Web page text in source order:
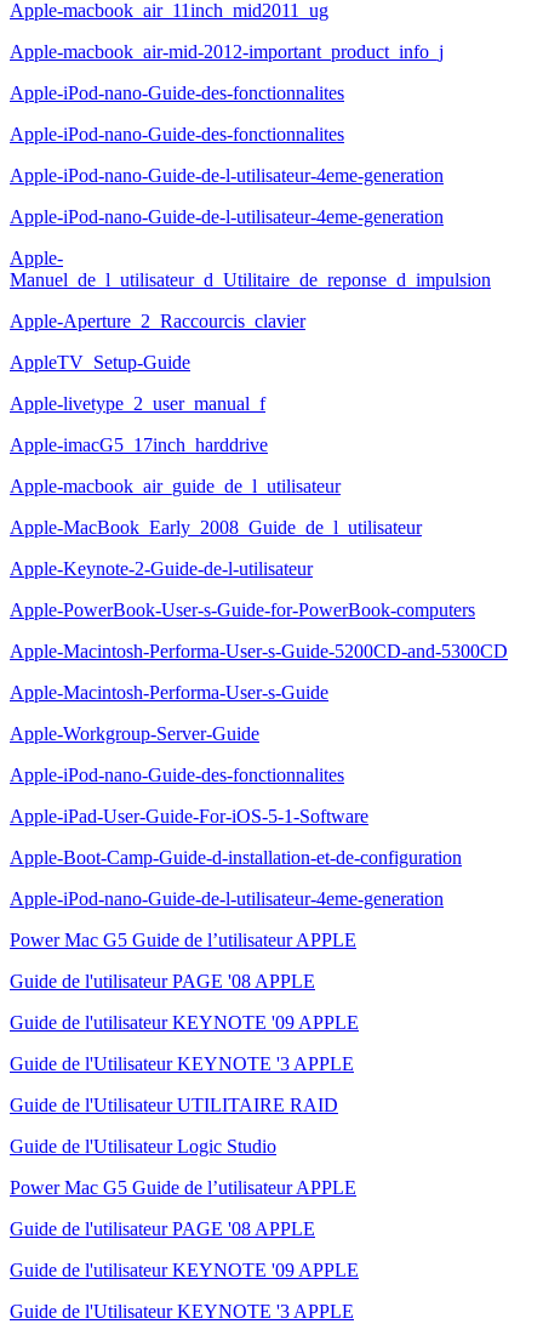
Apple-macbook_air_11inch_mid2011_ug
Apple-macbook_air-mid-2012-important_product_info_j
Apple-iPod-nano-Guide-des-fonctionnalites
Apple-iPod-nano-Guide-des-fonctionnalites
Apple-iPod-nano-Guide-de-l-utilisateur-4eme-generation
Apple-iPod-nano-Guide-de-l-utilisateur-4eme-generation
Apple-
Manuel_de_l_utilisateur_d_Utilitaire_de_reponse_d_impulsion
Apple-Aperture_2_Raccourcis_clavier
AppleTV_Setup-Guide
Apple-livetype_2_user_manual_f
Apple-imacG5_17inch_harddrive
Apple-macbook_air_guide_de_l_utilisateur
Apple-MacBook_Early_2008_Guide_de_l_utilisateur
Apple-Keynote-2-Guide-de-l-utilisateur
Apple-PowerBook-User-s-Guide-for-PowerBook-computers
Apple-Macintosh-Performa-User-s-Guide-5200CD-and-5300CD
Apple-Macintosh-Performa-User-s-Guide
Apple-Workgroup-Server-Guide
Apple-iPod-nano-Guide-des-fonctionnalites
Apple-iPad-User-Guide-For-iOS-5-1-Software
Apple-Boot-Camp-Guide-d-installation-et-de-configuration
Apple-iPod-nano-Guide-de-l-utilisateur-4eme-generation
Power Mac G5 Guide de l’utilisateur APPLE
Guide de l'utilisateur PAGE '08 APPLE
Guide de l'utilisateur KEYNOTE '09 APPLE
Guide de l'Utilisateur KEYNOTE '3 APPLE
Guide de l'Utilisateur UTILITAIRE RAID
Guide de l'Utilisateur Logic Studio
Power Mac G5 Guide de l’utilisateur APPLE
Guide de l'utilisateur PAGE '08 APPLE
Guide de l'utilisateur KEYNOTE '09 APPLE
Guide de l'Utilisateur KEYNOTE '3 APPLE